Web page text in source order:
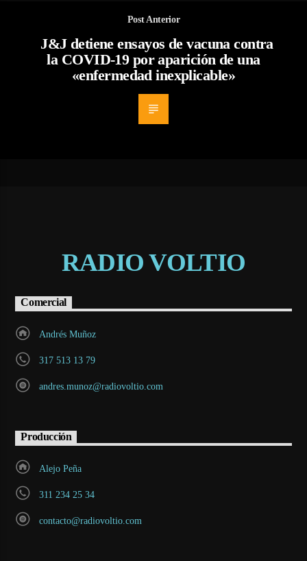
Post Anterior
J&J detiene ensayos de vacuna contra
la COVID-19 por aparición de una
«enfermedad inexplicable»
RADIO VOLTIO
Comercial
Andrés Muñoz
317 513 13 79
andres.munoz@radiovoltio.com
Producción
Alejo Peña
311 234 25 34
contacto@radiovoltio.com